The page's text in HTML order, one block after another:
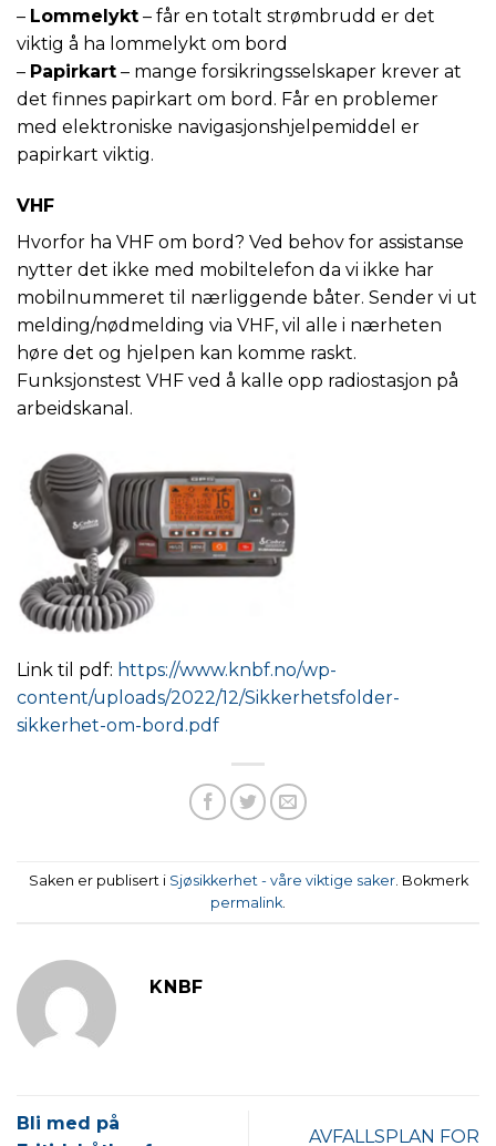
– Lommelykt – får en totalt strømbrudd er det
viktig å ha lommelykt om bord
– Papirkart – mange forsikringsselskaper krever at
det finnes papirkart om bord. Får en problemer
med elektroniske navigasjonshjelpemiddel er
papirkart viktig.
VHF
Hvorfor ha VHF om bord? Ved behov for assistanse
nytter det ikke med mobiltelefon da vi ikke har
mobilnummeret til nærliggende båter. Sender vi ut
melding/nødmelding via VHF, vil alle i nærheten
høre det og hjelpen kan komme raskt.
Funksjonstest VHF ved å kalle opp radiostasjon på
arbeidskanal.
Link til pdf: https://www.knbf.no/wp-
content/uploads/2022/12/Sikkerhetsfolder-
sikkerhet-om-bord.pdf
Saken er publisert i Sjøsikkerhet - våre viktige saker. Bokmerk
permalink
KNBF
Bli med på
AVFALLSPLAN FOR